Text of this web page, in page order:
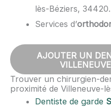
lès-Béziers, 34420.
Services d’
AJOUTER UN
Trouver un chirurgien-
proximité de Villeneuve-
Dentiste de garde